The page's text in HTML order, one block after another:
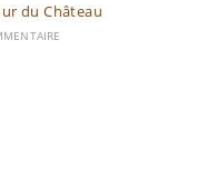
du Château